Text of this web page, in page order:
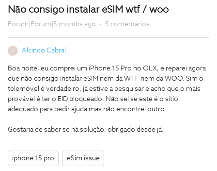
Não consigo instalar eSIM wtf / woo
Forum|Forum|5 months ago 5 comentários
A Alcindo Cabral
Boa noite, eu comprei um iPhone 15 Pro no OLX, e reparei agora
que não consigo instalar eSIM nem da WTF nem da WOO. Sim o
telemóvel é verdadeiro, já estive a pesquisar e acho que o mais
provável é ter o EID bloqueado. Não sei se este é o sítio
adequado para pedir ajuda mas não encontrei outro.
Gostaria de saber se há solução, obrigado desde já.
iphone 15 pro eSim issue